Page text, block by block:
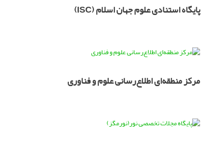
پایگاه استنادی علوم جهان اسلام (ISC)
مرکز منطقه‌ای اطلاع‌رسانی علوم و فناوری